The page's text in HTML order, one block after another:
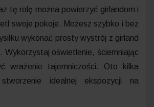
tę rolę można powierzyć girlandom i
swoje pokoje. Możesz szybko i bez
wykonać prosty wystrój z girland
Wykorzystaj oświetlenie, ściemniając
wrażenie tajemniczości. Oto kilka
idealnej ekspozycji na